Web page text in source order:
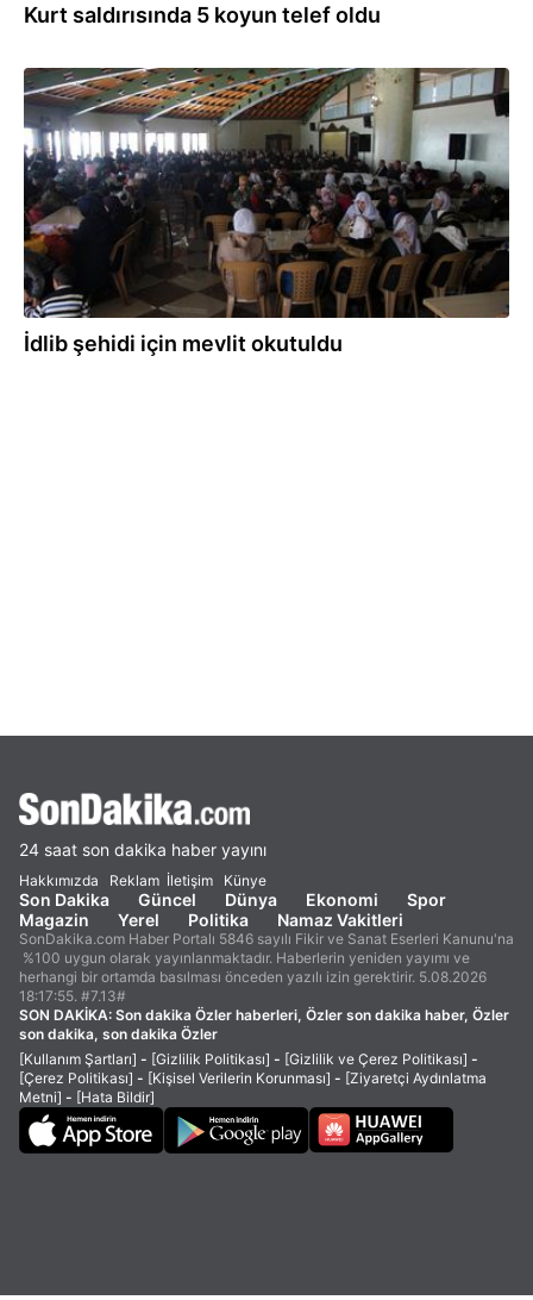
Kurt saldırısında 5 koyun telef oldu
01.03.2020
İdlib şehidi için mevlit okutuldu
24 saat son dakika haber yayını
Hakkımızda Reklam İletişim Künye
Son Dakika Güncel Dünya Ekonomi
Spor
Magazin
Yerel Politika Namaz Vakitleri
SonDakika.com Haber Portalı 5846 sayılı Fikir ve Sanat Eserleri Kanunu'na
%100 uygun olarak yayınlanmaktadır. Haberlerin yeniden yayımı ve
herhangi bir ortamda basılması önceden yazılı izin gerektirir. 5.08.2026
18:17:55. #7.13#
SON DAKİKA: Son dakika Özler haberleri, Özler son dakika haber, Özler
son dakika, son dakika Özler
[Kullanım Şartları] - [Gizlilik Politikası] - [Gizlilik ve Çerez Politikası] -
[Çerez Politikası] - [Kişisel Verilerin Korunması] - [Ziyaretçi Aydınlatma
Metni] - [Hata Bildir]